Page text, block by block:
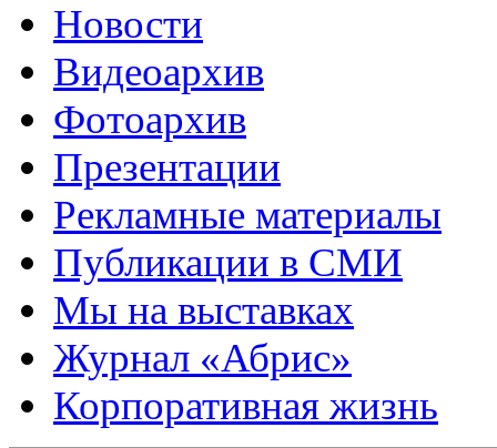
Новости
Видеоархив
Фотоархив
Презентации
Рекламные материалы
Публикации в СМИ
Мы на выставках
Журнал «Абрис»
Корпоративная жизнь